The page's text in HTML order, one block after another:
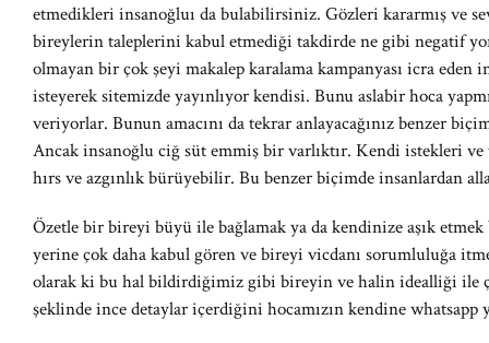
etmedikleri insanoğluı da bulabilirsiniz. Gözleri kararmış ve
bireylerin taleplerini kabul etmediği takdirde ne gibi negatif
olmayan bir çok şeyi makalep karalama kampanyası icra eden
isteyerek sitemizde yayınlıyor kendisi. Bunu aslabir hoca
veriyorlar. Bunun amacını da tekrar anlayacağınız benzer
Ancak insanoğlu ciğ süt emmiş bir varlıktır. Kendi istekleri
hırs ve azgınlık bürüyebilir. Bu benzer biçimde insanlardan
Özetle bir bireyi büyü ile bağlamak ya da kendinize aşık
yerine çok daha kabul gören ve bireyi vicdanı sorumluluğa
olarak ki bu hal bildirdiğimiz gibi bireyin ve halin idealliği ile
şeklinde ince detaylar içerdiğini hocamızın kendine